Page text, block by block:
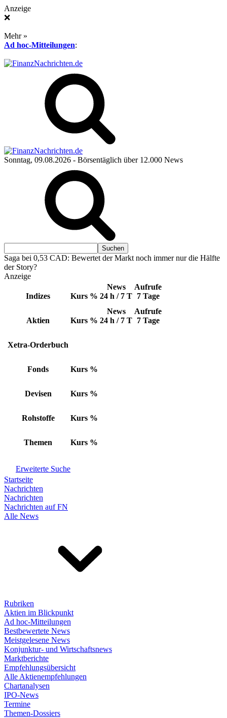
Anzeige
❌
Mehr »
Ad hoc-Mitteilungen:
Sonntag, 09.08.2026 - Börsentäglich über 12.000 News
Saga bei 0,53 CAD: Bewertet der Markt noch immer nur die Hälfte
der Story?
Anzeige
Indizes Kurs %
News
24 h / 7 T
Aufrufe
7 Tage
Aktien Kurs %
News
24 h / 7 T
Aufrufe
7 Tage
Xetra-Orderbuch
Fonds Kurs %
Devisen Kurs %
Rohstoffe Kurs %
Themen Kurs %
Erweiterte Suche
Startseite
Nachrichten
Nachrichten
Nachrichten auf FN
Alle News
Rubriken
Aktien im Blickpunkt
Ad hoc-Mitteilungen
Bestbewertete News
Meistgelesene News
Konjunktur- und Wirtschaftsnews
Marktberichte
Empfehlungsübersicht
Alle Aktienempfehlungen
Chartanalysen
IPO-News
Termine
Themen-Dossiers